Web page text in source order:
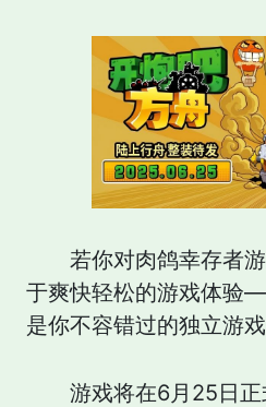
若你对肉鸽幸存者
于爽快轻松的游戏体验
是你不容错过的独立游戏
游戏将在6月25日正